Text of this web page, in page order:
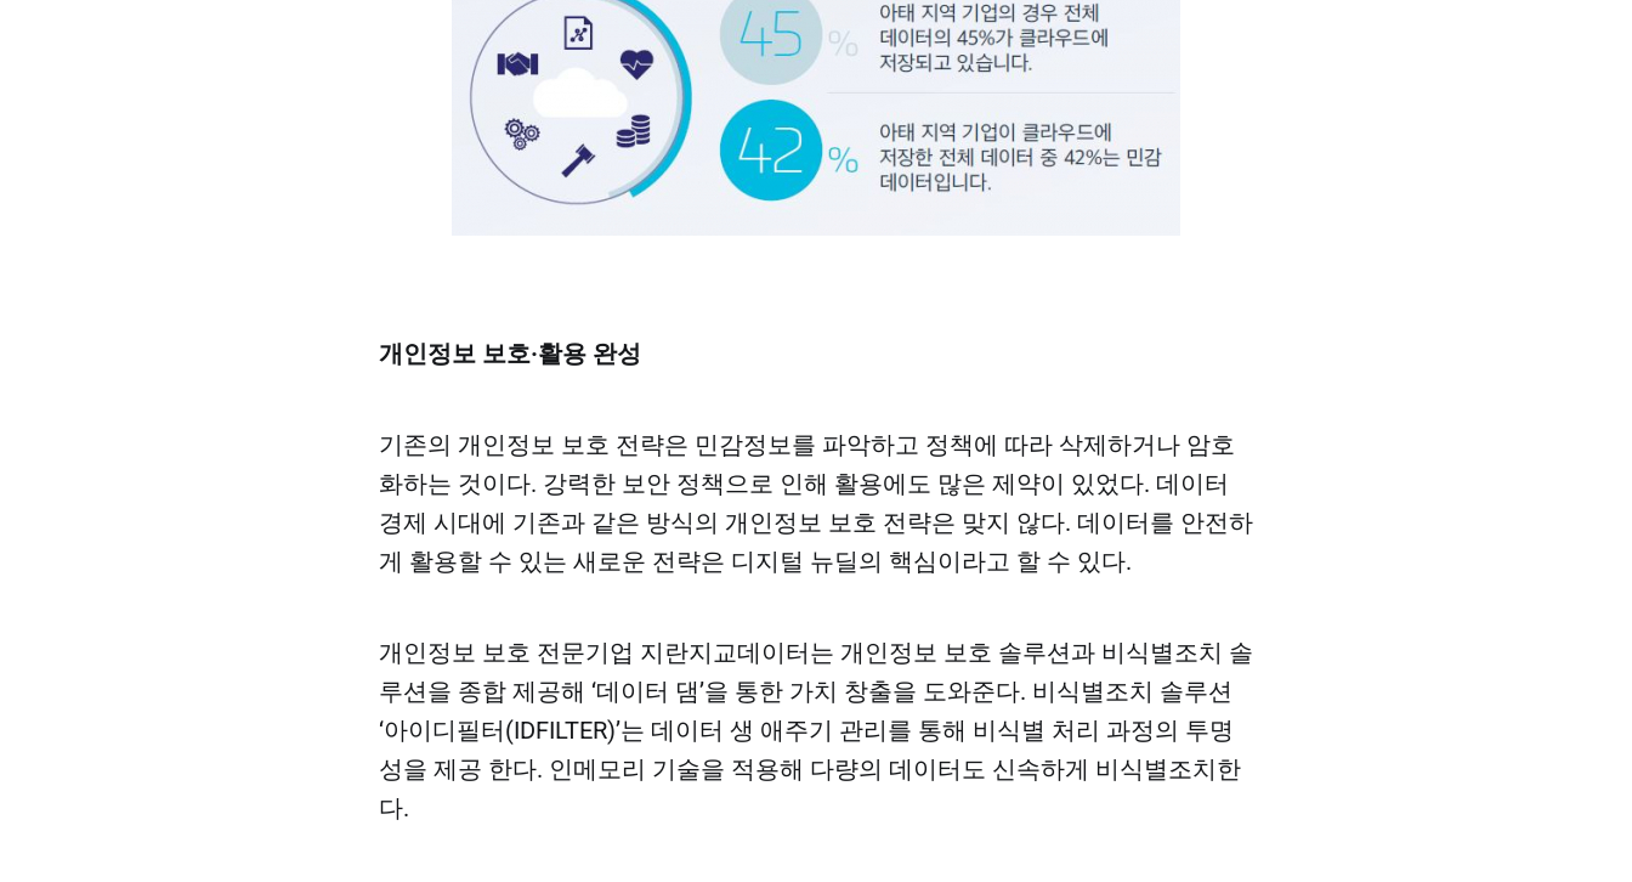
개인정보 보호·활용 완성
기존의 개인정보 보호 전략은 민감정보를 파악하고 정책에 따라 삭제하거나 암호
화하는 것이다. 강력한 보안 정책으로 인해 활용에도 많은 제약이 있었다. 데이터
경제 시대에 기존과 같은 방식의 개인정보 보호 전략은 맞지 않다. 데이터를 안전하
게 활용할 수 있는 새로운 전략은 디지털 뉴딜의 핵심이라고 할 수 있다.
개인정보 보호 전문기업 지란지교데이터는 개인정보 보호 솔루션과 비식별조치 솔
루션을 종합 제공해 ‘데이터 댐’을 통한 가치 창출을 도와준다. 비식별조치 솔루션
‘아이디필터(IDFILTER)’는 데이터 생 애주기 관리를 통해 비식별 처리 과정의 투명
성을 제공 한다. 인메모리 기술을 적용해 다량의 데이터도 신속하게 비식별조치한
다.